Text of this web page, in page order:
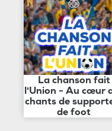
La chanson fait
l'Union - Au cœur
chants de
de foot